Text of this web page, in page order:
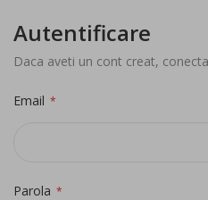
Autentificare
Daca aveti un cont creat,
Email
Parola